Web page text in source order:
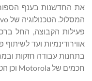
את החדשנות בענף
פעילות הקבוצה, החל
אווירודינמיות ועד
חכמים של Motorola וכן הטמעת פתרונות ושירותים חדשניים.